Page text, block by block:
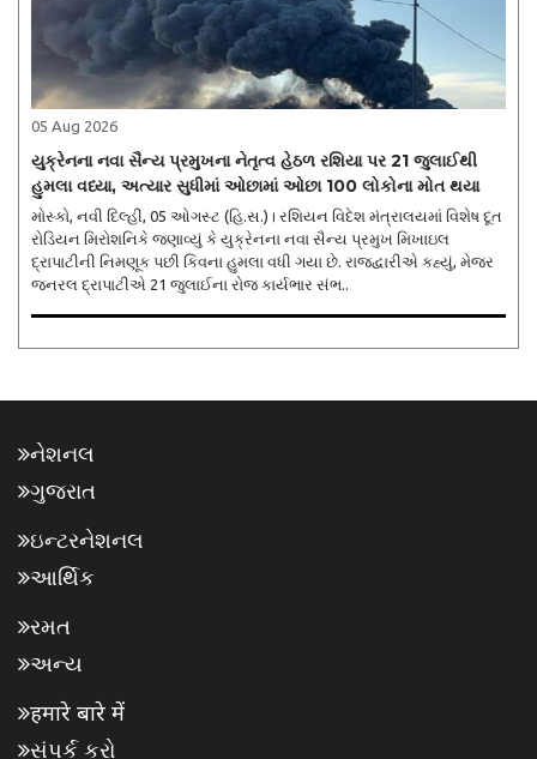
05 Aug 2026
યુક્રેનના નવા સૈન્ય પ્રમુખના નેતૃત્વ હેઠળ રશિયા પર 21 જુલાઈથી
હુમલા વધ્યા, અત્યાર સુધીમાં ઓછામાં ઓછા 100 લોકોના મોત થયા
મોસ્કો, નવી દિલ્હી, 05 ઓગસ્ટ (હિ.સ.)। રશિયન વિદેશ મંત્રાલયમાં વિશેષ દૂત
રોડિયન મિરોશનિકે જણાવ્યું કે યુક્રેનના નવા સૈન્ય પ્રમુખ મિખાઇલ
દ્રાપાટીની નિમણૂક પછી કિવના હુમલા વધી ગયા છે. રાજદ્વારીએ કહ્યું, મેજર
જનરલ દ્રાપાટીએ 21 જુલાઈના રોજ કાર્યભાર સંભ..
નેશનલ
ગુજરાત
ઇન્ટરનેશનલ
આર્થિક
રમત
અન્ય
हमारे बारे में
સંપર્ક કરો